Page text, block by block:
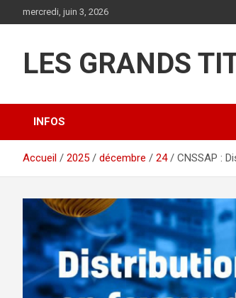
au
mercredi, juin 3, 2026
LES GRANDS
INFOS
Accueil 2025 décembre 24 CNSSAP :